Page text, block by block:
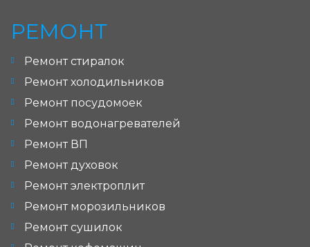
РЕМОНТ
Ремонт стиралок
Ремонт холодильников
Ремонт посудомоек
Ремонт водонагревателей
Ремонт ВП
Ремонт духовок
Ремонт электроплит
Ремонт морозильников
Ремонт сушилок